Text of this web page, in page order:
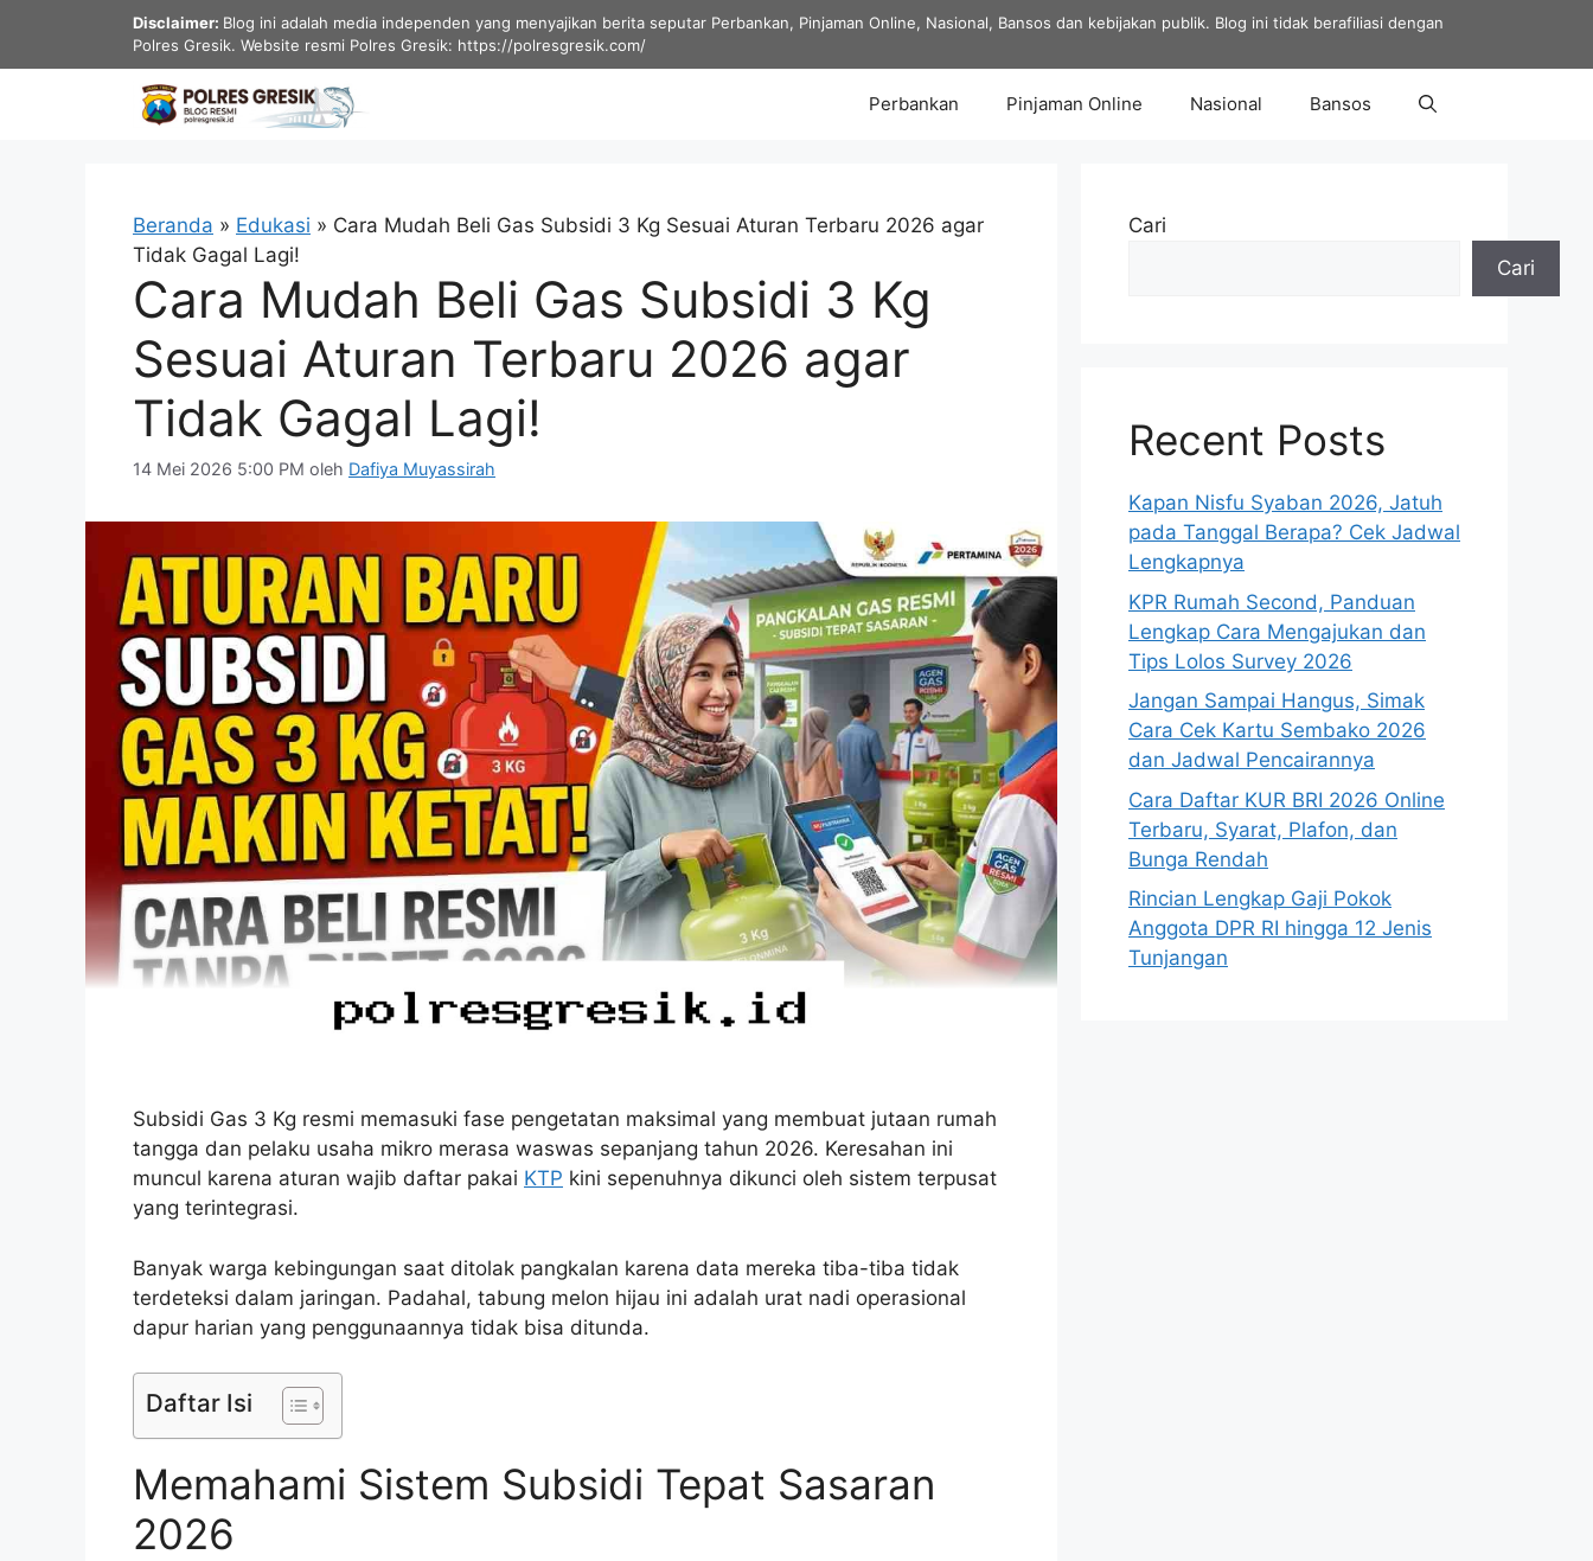
isi
Disclaimer: Blog ini adalah media independen yang menyajikan berita seputar Perbankan, Pinjaman Online, Nasional, Bansos dan kebijakan publik. Blog ini tidak berafiliasi dengan
Polres Gresik. Website resmi Polres Gresik: https://polresgresik.com/
Perbankan Pinjaman Online Nasional Bansos
Beranda » Edukasi » Cara Mudah Beli Gas Subsidi 3 Kg Sesuai Aturan Terbaru 2026 agar
Tidak Gagal Lagi!
Cara Mudah Beli Gas Subsidi 3 Kg
Sesuai Aturan Terbaru 2026 agar
Tidak Gagal Lagi!
14 Mei 2026 5:00 PM oleh Dafiya Muyassirah
Subsidi Gas 3 Kg resmi memasuki fase pengetatan maksimal yang membuat jutaan rumah
tangga dan pelaku usaha mikro merasa waswas sepanjang tahun 2026. Keresahan ini
muncul karena aturan wajib daftar pakai KTP kini sepenuhnya dikunci oleh sistem terpusat
yang terintegrasi.
Banyak warga kebingungan saat ditolak pangkalan karena data mereka tiba-tiba tidak
terdeteksi dalam jaringan. Padahal, tabung melon hijau ini adalah urat nadi operasional
dapur harian yang penggunaannya tidak bisa ditunda.
Daftar Isi
Memahami Sistem Subsidi Tepat Sasaran
2026
Cari
Cari
Recent Posts
Kapan Nisfu Syaban 2026, Jatuh
pada Tanggal Berapa? Cek Jadwal
Lengkapnya
KPR Rumah Second, Panduan
Lengkap Cara Mengajukan dan
Tips Lolos Survey 2026
Jangan Sampai Hangus, Simak
Cara Cek Kartu Sembako 2026
dan Jadwal Pencairannya
Cara Daftar KUR BRI 2026 Online
Terbaru, Syarat, Plafon, dan
Bunga Rendah
Rincian Lengkap Gaji Pokok
Anggota DPR RI hingga 12 Jenis
Tunjangan